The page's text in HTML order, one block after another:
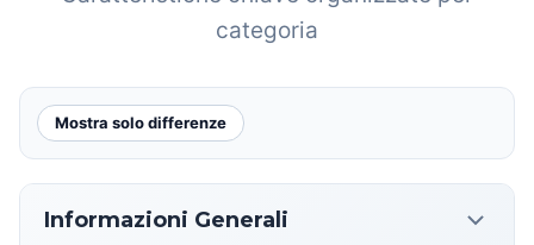
categoria
Mostra solo differenze
Informazioni Generali